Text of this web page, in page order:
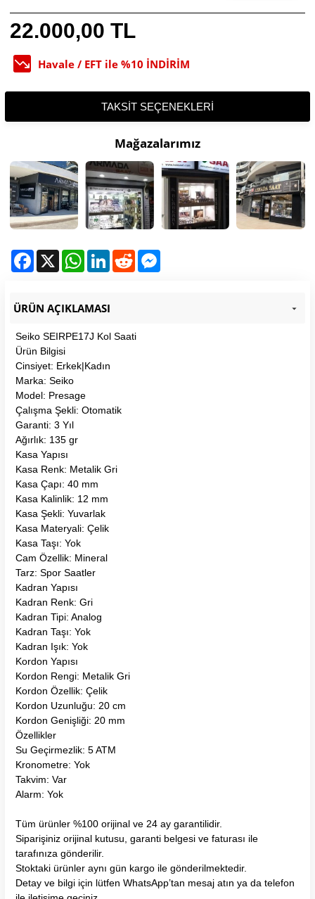
22.000,00 TL
Havale / EFT ile %10 İNDİRİM
TAKSIT SEÇENEKLERI
Mağazalarımız
Facebook WhatsAppLinkedInReddit
ÜRÜN AÇIKLAMASI
Seiko SEIRPE17J Kol Saati
Ürün Bilgisi
Cinsiyet: Erkek|Kadın
Marka: Seiko
Model: Presage
Çalışma Şekli: Otomatik
Garanti: 3 Yıl
Ağırlık: 135 gr
Kasa Yapısı
Kasa Renk: Metalik Gri
Kasa Çapı: 40 mm
Kasa Kalinlik: 12 mm
Kasa Şekli: Yuvarlak
Kasa Materyali: Çelik
Kasa Taşı: Yok
Cam Özellik: Mineral
Tarz: Spor Saatler
Kadran Yapısı
Kadran Renk: Gri
Kadran Tipi: Analog
Kadran Taşı: Yok
Kadran Işık: Yok
Kordon Yapısı
Kordon Rengi: Metalik Gri
Kordon Özellik: Çelik
Kordon Uzunluğu: 20 cm
Kordon Genişliği: 20 mm
Özellikler
Su Geçirmezlik: 5 ATM
Kronometre: Yok
Takvim: Var
Alarm: Yok
Tüm ürünler %100 orijinal ve 24 ay garantilidir.
Siparişiniz orijinal kutusu, garanti belgesi ve faturası ile
tarafınıza gönderilir.
Stoktaki ürünler aynı gün kargo ile gönderilmektedir.
Detay ve bilgi için lütfen WhatsApp’tan mesaj atın ya da telefon